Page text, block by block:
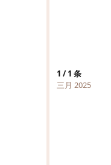
1 /1 条
三月 2025